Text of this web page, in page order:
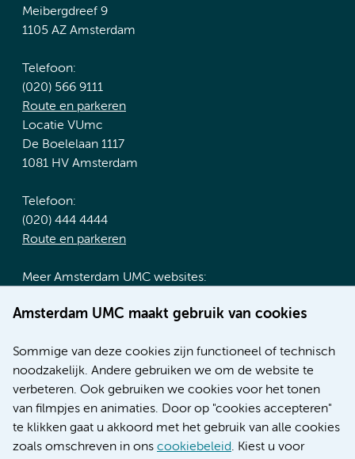
Amsterdam UMC maakt gebruik van cookies
Sommige van deze cookies zijn functioneel of technisch
noodzakelijk. Andere gebruiken we om de website te
verbeteren. Ook gebruiken we cookies voor het tonen
van filmpjes en animaties. Door op "cookies accepteren"
te klikken gaat u akkoord met het gebruik van alle cookies
zoals omschreven in ons cookiebeleid. Kiest u voor
Meibergdreef 9
1105 AZ Amsterdam
Telefoon:
(020) 566 9111
Route en parkeren
Locatie VUmc
De Boelelaan 1117
1081 HV Amsterdam
Telefoon:
(020) 444 4444
Route en parkeren
Meer Amsterdam UMC websites:
Werken bij Amsterdam UMC
Nieuws
Research
Educatie locatie AMC
Educatie locatie VUmc